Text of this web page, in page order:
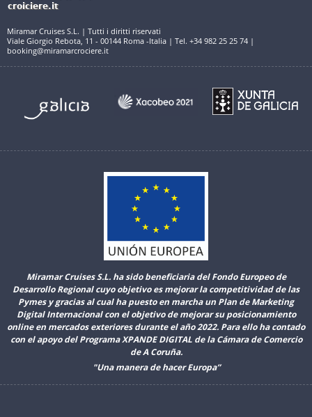
Miramar Cruises S.L. | Tutti i diritti riservati
Viale Giorgio Rebota, 11 - 00144 Roma -Italia | Tel. +34 982 25 25 74 |
booking@miramarcrociere.it
Miramar Cruises S.L. ha sido beneficiaria del Fondo Europeo de
Desarrollo Regional cuyo objetivo es mejorar la competitividad de las
Pymes y gracias al cual ha puesto en marcha un Plan de Marketing
Digital Internacional con el objetivo de mejorar su posicionamiento
online en mercados exteriores durante el año 2022. Para ello ha contado
con el apoyo del Programa XPANDE DIGITAL de la Cámara de Comercio
de A Coruña.
"Una manera de hacer Europa”